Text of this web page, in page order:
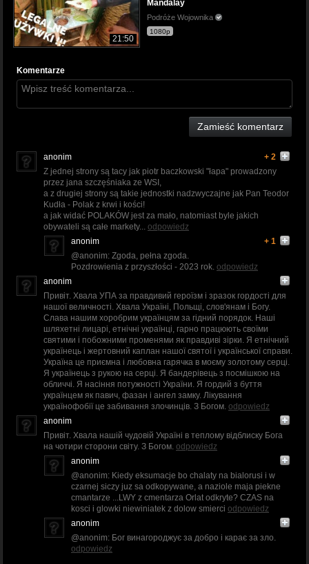
21:50
Mandalay
Podróże Wojownika
1080p
Komentarze
Zamieść komentarz
anonim
+ 2
Z jednej strony są tacy jak piotr baczkowski "łapa" prowadzony
przez jana szczęśniaka ze WSI,
a z drugiej strony są takie jednostki nadzwyczajne jak Pan Teodor
Kudła - Polak z krwi i kości!
a jak widać POLAKÓW jest za mało, natomiast byle jakich
obywateli są całe markety... odpowiedz
anonim
+ 1
@anonim: Zgoda, pełna zgoda.
Pozdrowienia z przyszłości - 2023 rok. odpowiedz
anonim
Привіт. Хвала УПА за правдивий героїзм і зразок гордості для
нашої величності. Хвала Україні, Польщі, слов'янам і Богу.
Слава нашим хоробрим українцям за гідний порядок. Наші
шляхетні лицарі, етнічні українці, гарно працюють своїми
святими і побожними променями як правдиві зірки. Я етнічний
українець і жертовний каплан нашої святої і української справи.
Україна це приємна і любовна гарячка в моєму золотому серці.
Я українець з рукою на серці. Я бандерівець з посмішкою на
обличчі. Я насіння потужності України. Я гордий з буття
українцем як павич, фазан і ангел замку. Лікування
українофобії це забивання злочинців. З Богом. odpowiedz
anonim
Привіт. Хвала нашій чудовій Україні в теплому відблиску Бога
на чотири сторони світу. З Богом. odpowiedz
anonim
@anonim: Kiedy eksumacje bo chalaty na bialorusi i w
czarnej siczy juz sa odkopywane, a naziole maja piekne
cmantarze ...LWY z cmentarza Orlat odkryte? CZAS na
kosci i glowki niewiniatek z dolow smierci odpowiedz
anonim
@anonim: Бог винагороджує за добро і карає за зло.
odpowiedz